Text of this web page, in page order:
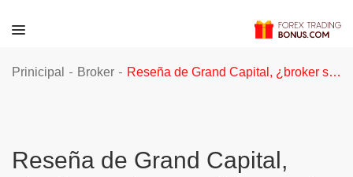
Prinicipal - Broker - Reseña de Grand Capital, ¿broker serio o posible estafa ?
Reseña de Grand Capital,